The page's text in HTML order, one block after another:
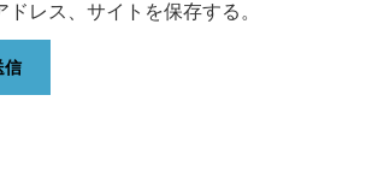
レス、サイトを保存する。